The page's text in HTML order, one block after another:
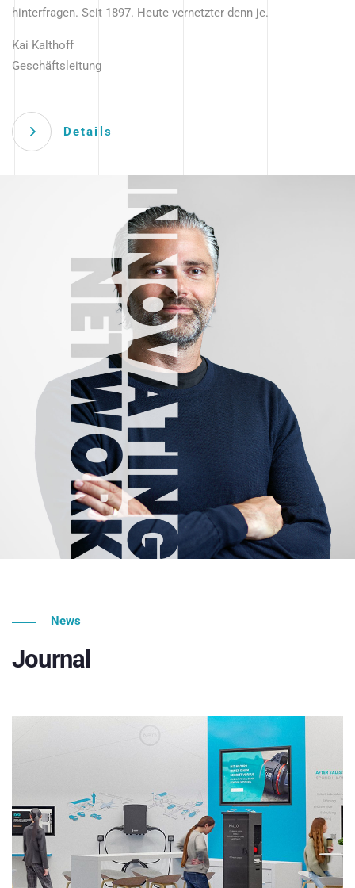
hinterfragen. Seit 1897. Heute vernetzter denn je.
Kai Kalthoff
Geschäftsleitung
Details
News
Journal